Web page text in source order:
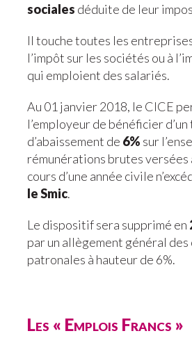
sociales déduite de leur
Il touche toutes les
l’impôt sur les sociétés ou à
qui emploient des salariés.
Au 01 janvier 2018, le CICE
l’employeur de bénéficier d’un
d’abaissement de 6% sur
rémunérations brutes versées
cours d’une année civile
le Smic.
Le dispositif sera supprimé en
par un allègement général
patronales à hauteur de 6%.
Les « Emplois Francs »